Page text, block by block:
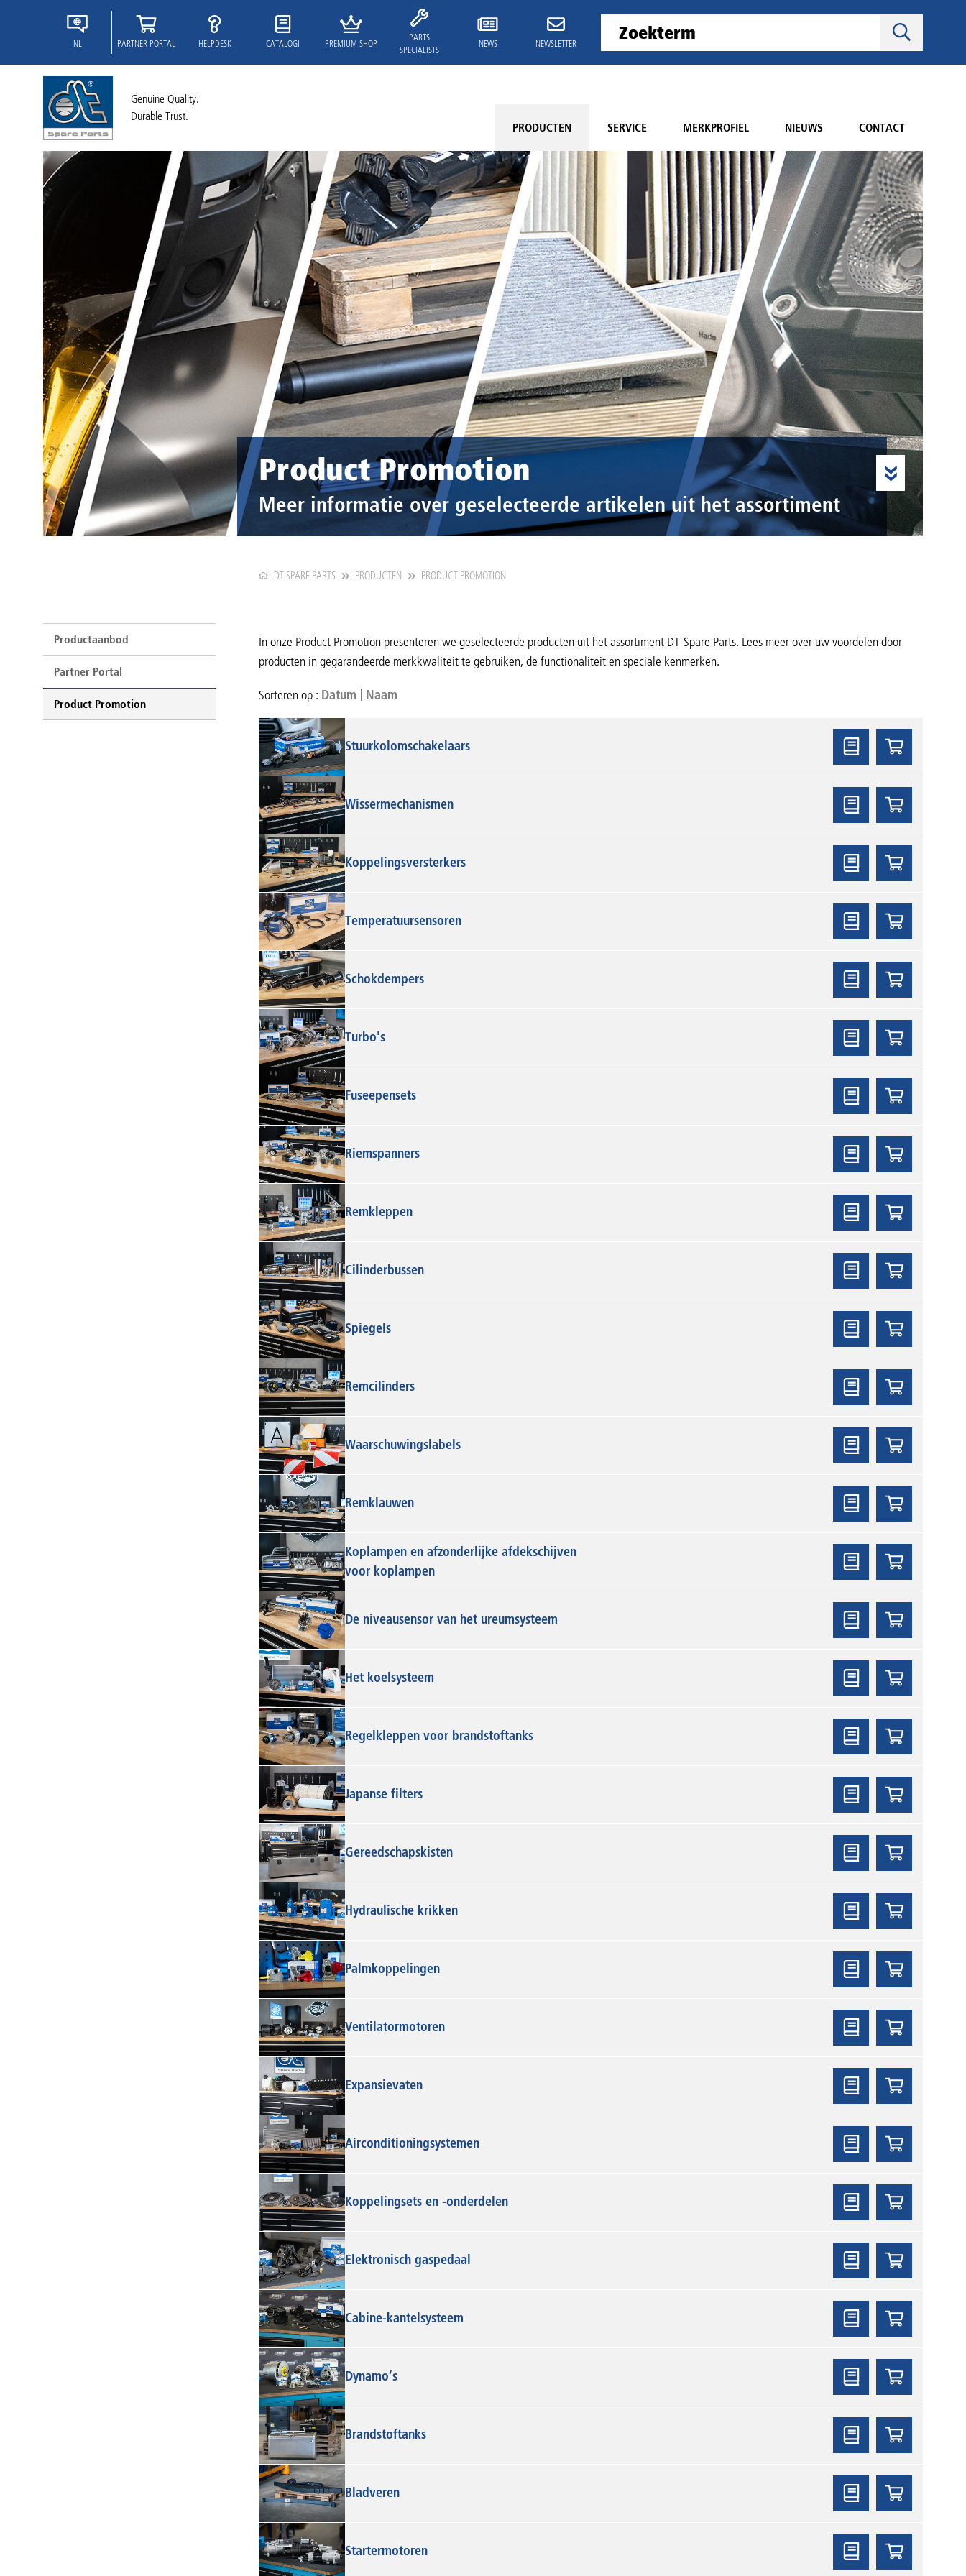
NL PARTNER PORTAL HELPDESK CATALOGI PREMIUM SHOP
PARTS
SPECIALISTS
NEWS NEWSLETTER
Genuine Quality.
Durable Trust.
PRODUCTEN
SERVICE MERKPROFIEL NIEUWS CONTACT
Product Promotion
Meer informatie over geselecteerde artikelen uit het assortiment
DT SPARE PARTS PRODUCTEN PRODUCT PROMOTION
In onze Product Promotion presenteren we geselecteerde producten uit het assortiment DT-Spare Parts. Lees meer over uw voordelen door
producten in gegarandeerde merkkwaliteit te gebruiken, de functionaliteit en speciale kenmerken.
Sorteren op : Datum Naam
Stuurkolomschakelaars
Wissermechanismen
Koppelingsversterkers
Temperatuursensoren
Schokdempers
Turbo's
Fuseepensets
Riemspanners
Remkleppen
Cilinderbussen
Spiegels
Remcilinders
Waarschuwingslabels
Remklauwen
Koplampen en afzonderlijke afdekschijven
voor koplampen
De niveausensor van het ureumsysteem
Het koelsysteem
Regelkleppen voor brandstoftanks
Japanse filters
Gereedschapskisten
Hydraulische krikken
Palmkoppelingen
Ventilatormotoren
Expansievaten
Airconditioningsystemen
Koppelingsets en -onderdelen
Elektronisch gaspedaal
Cabine-kantelsysteem
Dynamo’s
Brandstoftanks
Bladveren
Startermotoren
Productaanbod
Partner Portal
Product Promotion